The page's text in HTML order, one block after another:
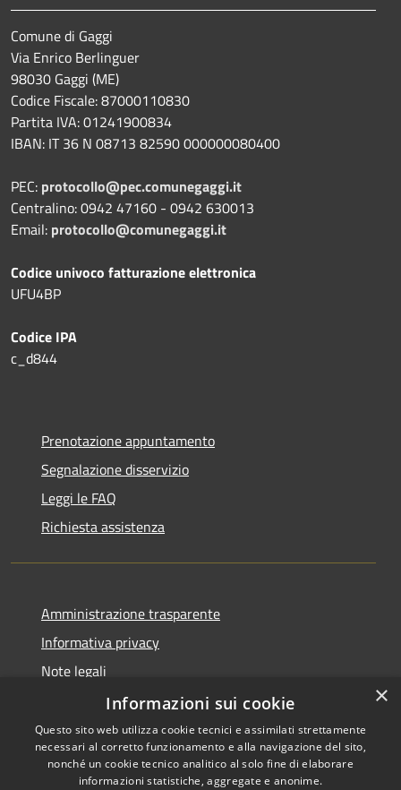
Comune di Gaggi
Via Enrico Berlinguer
98030 Gaggi (ME)
Codice Fiscale: 87000110830
Partita IVA: 01241900834
IBAN: IT 36 N 08713 82590 000000080400
PEC: protocollo@pec.comunegaggi.it
Centralino: 0942 47160 - 0942 630013
Email: protocollo@comunegaggi.it
Codice univoco fatturazione elettronica
UFU4BP
Codice IPA
c_d844
Prenotazione appuntamento
Segnalazione disservizio
Leggi le FAQ
Richiesta assistenza
Amministrazione trasparente
Informativa privacy
Note legali
Dichiarazione di accessibilità
×
Informazioni sui cookie
Questo sito web utilizza cookie tecnici e assimilati strettamente
necessari al corretto funzionamento e alla navigazione del sito,
nonché un cookie tecnico analitico al solo fine di elaborare
informazioni statistiche, aggregate e anonime.